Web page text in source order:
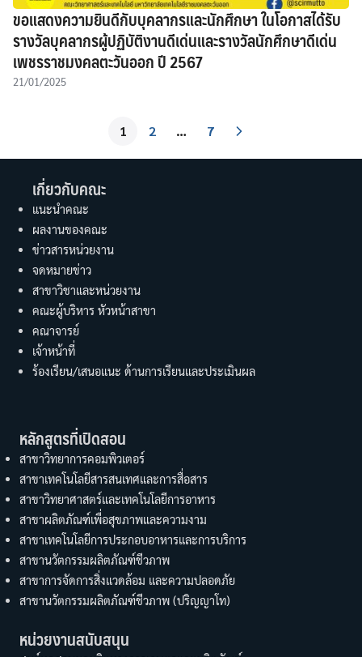
ขอแสดงความยินดีกับบุคลากรและนักศึกษา ในโอกาสได้รับ
รางวัลบุคลากรผู้ปฏิบัติงานดีเด่นและรางวัลนักศึกษาดีเด่น
เพชรราชมงคลตะวันออก ปี 2567
21/01/2025
1 2 … 7
เกี่ยวกับคณะ
แนะนำคณะ
ผลงานของคณะ
ข่าวสารหน่วยงาน
จดหมายข่าว
สาขาวิชาและหน่วยงาน
คณะผู้บริหาร หัวหน้าสาขา
คณาจารย์
เจ้าหน้าที่
ร้องเรียน/เสนอแนะ ด้านการเรียนและประเมินผล
หลักสูตรที่เปิดสอน
สาขาวิทยาการคอมพิวเตอร์
สาขาเทคโนโลยีสารสนเทศและการสื่อสาร
สาขาวิทยาศาสตร์และเทคโนโลยีการอาหาร
สาขาผลิตภัณฑ์เพื่อสุขภาพและความงาม
สาขาเทคโนโลยีการประกอบอาหารและการบริการ
สาขานวัตกรรมผลิตภัณฑ์ชีวภาพ
สาขาการจัดการสิ่งแวดล้อม และความปลอดภัย
สาขานวัตกรรมผลิตภัณฑ์ชีวภาพ (ปริญญาโท)
หน่วยงานสนับสนุน